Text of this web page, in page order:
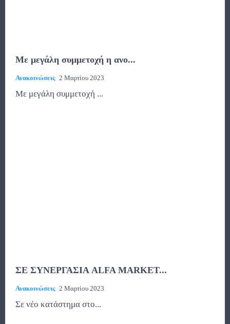
Με μεγάλη συμμετοχή η ανο...
Ανακοινώσεις 2 Μαρτίου 2023
Με μεγάλη συμμετοχή ...
ΣΕ ΣΥΝΕΡΓΑΣΙΑ ALFA MARKET...
Ανακοινώσεις 2 Μαρτίου 2023
Σε νέο κατάστημα στο...